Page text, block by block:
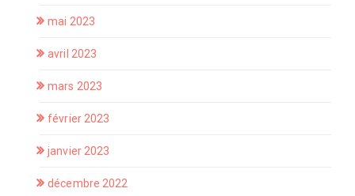
mai 2023
avril 2023
mars 2023
février 2023
janvier 2023
décembre 2022